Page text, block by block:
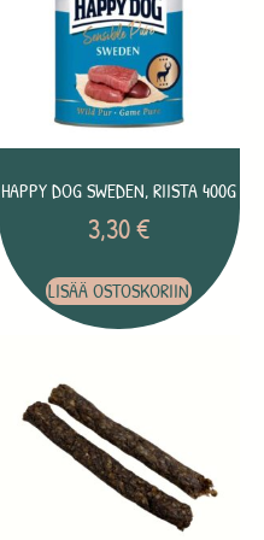
HAPPY DOG SWEDEN, RIISTA 400G
3,30€
LISÄÄ OSTOSKORIIN